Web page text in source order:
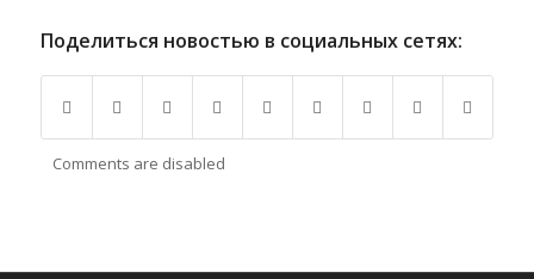
Поделиться новостью в социальных сетях:
Comments are disabled